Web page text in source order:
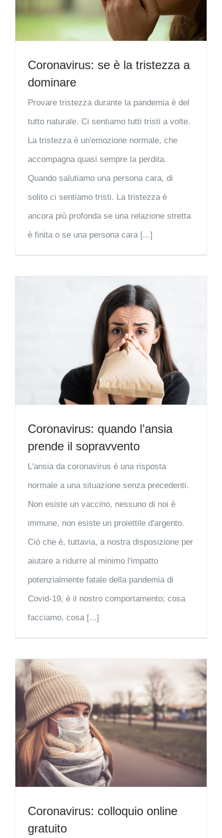
Coronavirus: se è la tristezza a
dominare
Provare tristezza durante la pandemia è del
tutto naturale. Ci sentiamo tutti tristi a volte.
La tristezza è un'emozione normale, che
accompagna quasi sempre la perdita.
Quando salutiamo una persona cara, di
solito ci sentiamo tristi. La tristezza è
ancora più profonda se una relazione stretta
è finita o se una persona cara [...]
Coronavirus: quando l’ansia
prende il sopravvento
L'ansia da coronavirus è una risposta
normale a una situazione senza precedenti.
Non esiste un vaccino, nessuno di noi è
immune, non esiste un proiettile d'argento.
Ciò che è, tuttavia, a nostra disposizione per
aiutare a ridurre al minimo l'impatto
potenzialmente fatale della pandemia di
Covid-19, è il nostro comportamento; cosa
facciamo, cosa [...]
Coronavirus: colloquio online
gratuito